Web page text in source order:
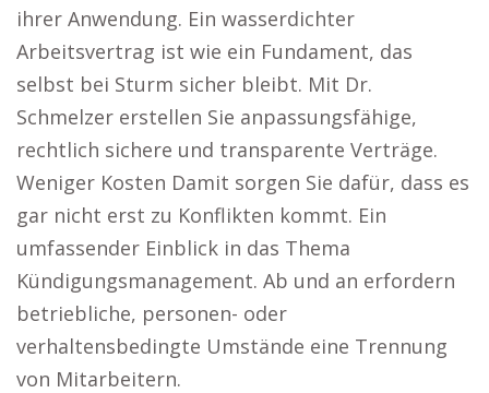
ihrer Anwendung. Ein wasserdichter
Arbeitsvertrag ist wie ein Fundament, das
selbst bei Sturm sicher bleibt. Mit Dr.
Schmelzer erstellen Sie anpassungsfähige,
rechtlich sichere und transparente Verträge.
Weniger Kosten Damit sorgen Sie dafür, dass es
gar nicht erst zu Konflikten kommt. Ein
umfassender Einblick in das Thema
Kündigungsmanagement. Ab und an erfordern
betriebliche, personen- oder
verhaltensbedingte Umstände eine Trennung
von Mitarbeitern.